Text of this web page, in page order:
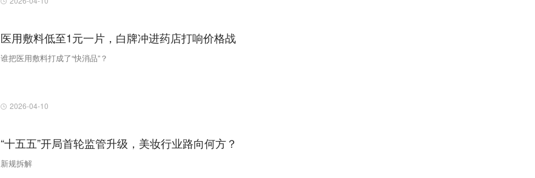
医用敷料低至1元一片，白牌冲进药店打响价格战
谁把医用敷料打成了“快消品”？
2026-04-10
“十五五”开局首轮监管升级，美妆行业路向何方？
新规拆解